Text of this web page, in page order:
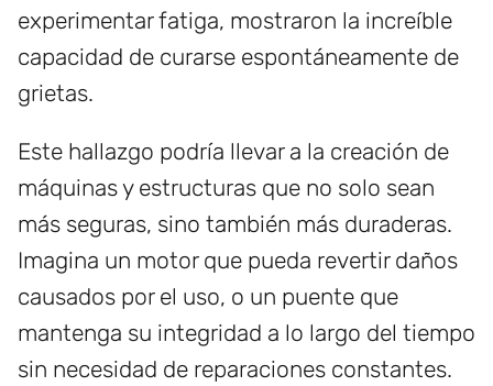
experimentar fatiga, mostraron la increíble
capacidad de curarse espontáneamente de
grietas.
Este hallazgo podría llevar a la creación de
máquinas y estructuras que no solo sean
más seguras, sino también más duraderas.
Imagina un motor que pueda revertir daños
causados por el uso, o un puente que
mantenga su integridad a lo largo del tiempo
sin necesidad de reparaciones constantes.